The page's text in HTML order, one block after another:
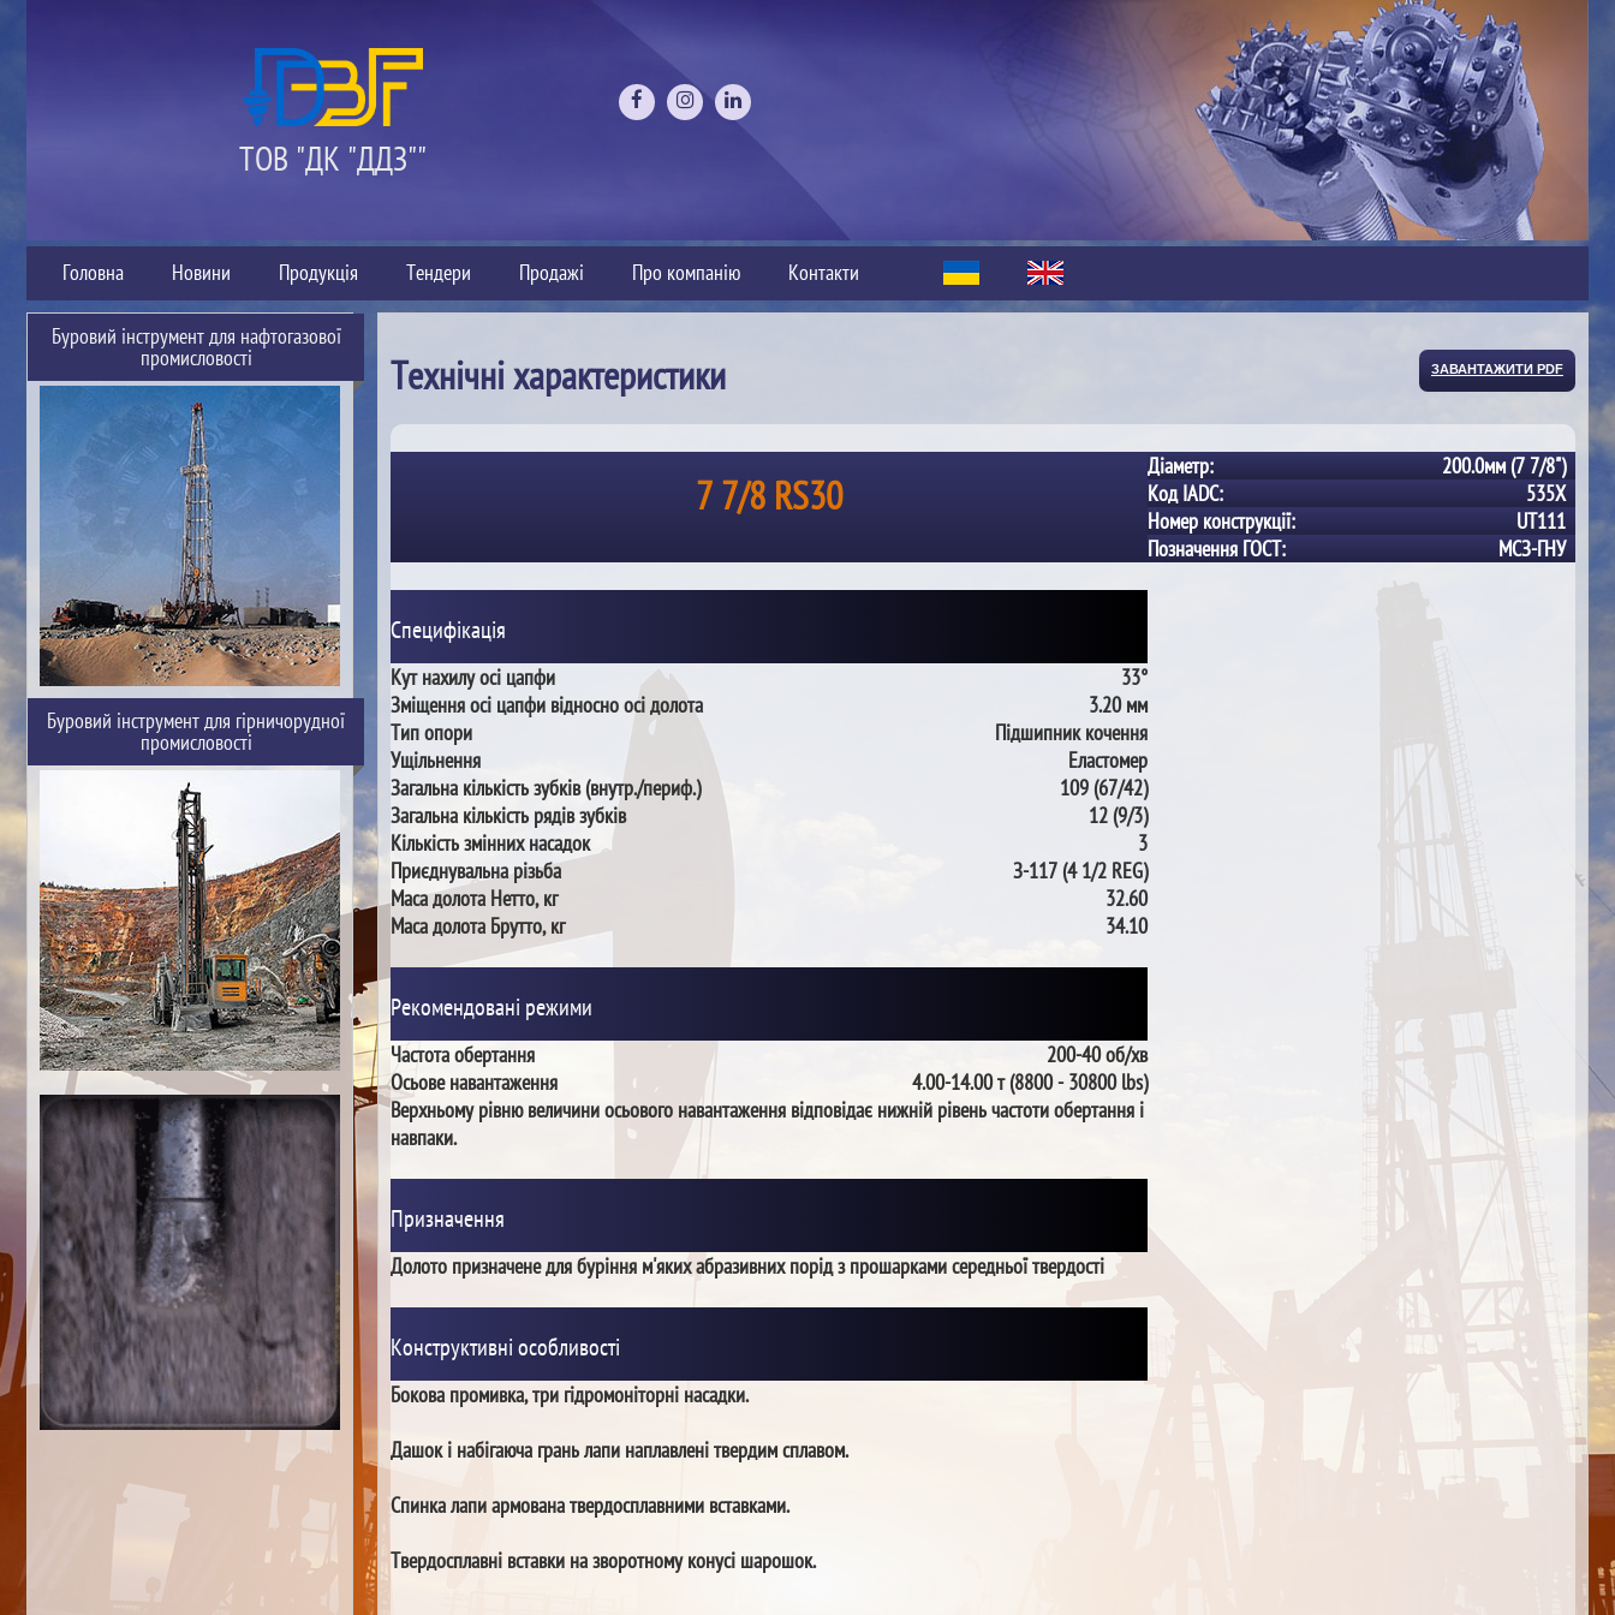
ТОВ "ДК "ДДЗ""
Головна Новини Продукція Тендери Продажі Про компанію Контакти
Буровий інструмент для нафтогазової
промисловості
Буровий інструмент для гірничорудної
промисловості
ЗАВАНТАЖИТИ PDF
Технічні характеристики
7 7/8 RS30
Діаметр:
200.0мм (7 7/8")
Код IADC:
535X
Номер конструкції:
UT111
Позначення ГОСТ:
МСЗ-ГНУ
Специфікація
Кут нахилу осі цапфи
33°
Зміщення осі цапфи відносно осі долота
3.20 мм
Тип опори
Підшипник кочення
Ущільнення
Еластомер
Загальна кількість зубків (внутр./периф.)
109 (67/42)
Загальна кількість рядів зубків
12 (9/3)
Кількість змінних насадок
3
Приєднувальна різьба
З-117 (4 1/2 REG)
Маса долота Нетто, кг
32.60
Маса долота Брутто, кг
34.10
Рекомендовані режими
Частота обертання
200-40 об/хв
Осьове навантаження
4.00-14.00 т (8800 - 30800 lbs)
Верхньому рівню величини осьового навантаження відповідає нижній рівень частоти обертання і
навпаки.
Призначення
Долото призначене для буріння м'яких абразивних порід з прошарками середньої твердості
Конструктивні особливості
Бокова промивка, три гідромоніторні насадки.
Дашок і набігаюча грань лапи наплавлені твердим сплавом.
Спинка лапи армована твердосплавними вставками.
Твердосплавні вставки на зворотному конусі шарошок.